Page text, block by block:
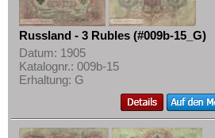
Russland - 3 Rubles (#009b-15_G)
Datum: 1905
Katalognr.: 009b-15
Erhaltung: G